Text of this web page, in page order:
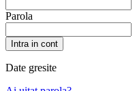
Parola
Intra in cont
Date gresite